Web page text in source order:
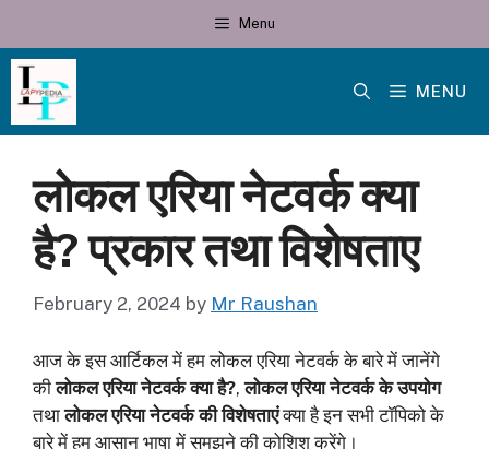
content
Menu
MENU
लोकल एरिया नेटवर्क क्या
है? प्रकार तथा विशेषताए
February 2, 2024 by Mr Raushan
आज के इस आर्टिकल में हम लोकल एरिया नेटवर्क के बारे में जानेंगे
कीलोकल एरिया नेटवर्क क्या है?,लोकल एरिया नेटवर्क के उपयोग
तथालोकल एरिया नेटवर्क की विशेषताएंक्या है इन सभी टॉपिको के
बारे में हम आसान भाषा में समझने की कोशिश करेंगे।